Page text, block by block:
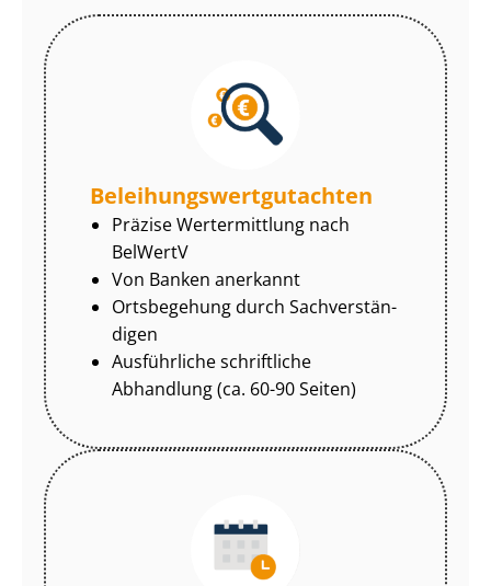
Be­lei­hungs­wert­gut­ach­ten
Präzise Wertermittlung nach
BelWertV
Von Banken anerkannt
Ortsbegehung durch Sach­ver­stän­
di­gen
Ausführliche schriftliche
Abhandlung (ca. 60-90 Seiten)